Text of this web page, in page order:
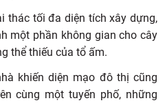
thác tối đa diện tích xây dựng,
một phần không gian cho cây
thể thiếu của tổ ấm.
khiến diện mạo đô thị cũng
cùng một tuyến phố, những